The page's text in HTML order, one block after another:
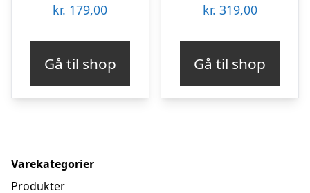
kr. 179,00
Gå til shop
kr. 319,00
Gå til shop
Varekategorier
Produkter